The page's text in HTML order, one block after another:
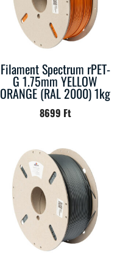
Filament Spectrum rPET-
G 1.75mm YELLOW
ORANGE (RAL 2000) 1kg
8699 Ft